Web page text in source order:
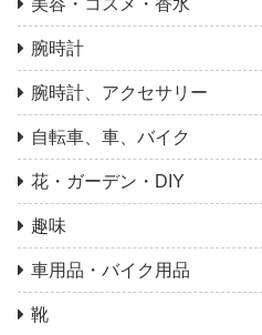
美容・コスメ・香水
腕時計
腕時計、アクセサリー
自転車、車、バイク
花・ガーデン・DIY
趣味
車用品・バイク用品
靴